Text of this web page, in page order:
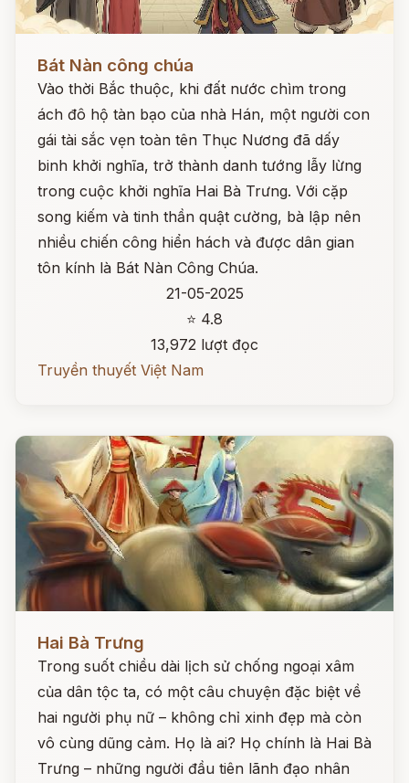
Bát Nàn công chúa
Vào thời Bắc thuộc, khi đất nước chìm trong
ách đô hộ tàn bạo của nhà Hán, một người con
gái tài sắc vẹn toàn tên Thục Nương đã dấy
binh khởi nghĩa, trở thành danh tướng lẫy lừng
trong cuộc khởi nghĩa Hai Bà Trưng. Với cặp
song kiếm và tinh thần quật cường, bà lập nên
nhiều chiến công hiển hách và được dân gian
tôn kính là Bát Nàn Công Chúa.
21-05-2025
⭐ 4.8
13,972 lượt đọc
Truyền thuyết Việt Nam
Hai Bà Trưng
Trong suốt chiều dài lịch sử chống ngoại xâm
của dân tộc ta, có một câu chuyện đặc biệt về
hai người phụ nữ – không chỉ xinh đẹp mà còn
vô cùng dũng cảm. Họ là ai? Họ chính là Hai Bà
Trưng – những người đầu tiên lãnh đạo nhân